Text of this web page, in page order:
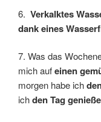
6. Verkalktes
dank eines
7. Was das
mich aufeinen
morgen habe ich
ichden Tag